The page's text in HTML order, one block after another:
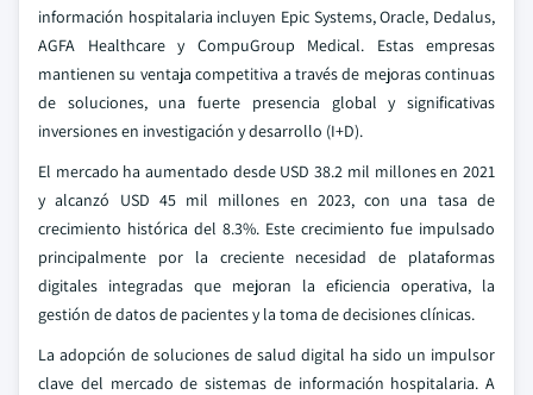
información hospitalaria incluyen Epic Systems, Oracle, Dedalus,
AGFA Healthcare y CompuGroup Medical. Estas empresas
mantienen su ventaja competitiva a través de mejoras continuas
de soluciones, una fuerte presencia global y significativas
inversiones en investigación y desarrollo (I+D).
El mercado ha aumentado desde USD 38.2 mil millones en 2021
y alcanzó USD 45 mil millones en 2023, con una tasa de
crecimiento histórica del 8.3%. Este crecimiento fue impulsado
principalmente por la creciente necesidad de plataformas
digitales integradas que mejoran la eficiencia operativa, la
gestión de datos de pacientes y la toma de decisiones clínicas.
La adopción de soluciones de salud digital ha sido un impulsor
clave del mercado de sistemas de información hospitalaria. A